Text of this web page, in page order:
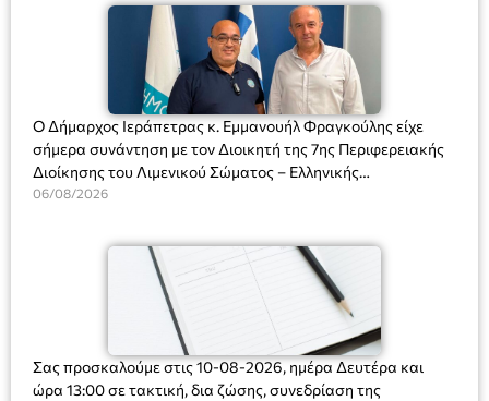
Ο Δήμαρχος Ιεράπετρας κ. Εμμανουήλ Φραγκούλης είχε
σήμερα συνάντηση με τον Διοικητή της 7ης Περιφερειακής
Διοίκησης του Λιμενικού Σώματος – Ελληνικής
Ακτοφυλακής (Λ.Σ.-ΕΛ.ΑΚΤ.), Αρχιπλοίαρχο Λ.Σ. κ. Ιωάννη
06/08/2026
Σας προσκαλούμε στις 10-08-2026, ημέρα Δευτέρα και
ώρα 13:00 σε τακτική, δια ζώσης, συνεδρίαση της